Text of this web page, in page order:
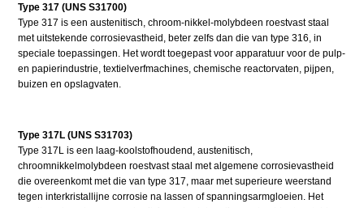
Type 317 (UNS S31700)
Type 317 is een austenitisch, chroom-nikkel-molybdeen roestvast staal
met uitstekende corrosievastheid, beter zelfs dan die van type 316, in
speciale toepassingen. Het wordt toegepast voor apparatuur voor de pulp-
en papierindustrie, textielverfmachines, chemische reactorvaten, pijpen,
buizen en opslagvaten.
Type 317L (UNS S31703)
Type 317L is een laag-koolstofhoudend, austenitisch,
chroomnikkelmolybdeen roestvast staal met algemene corrosievastheid
die overeenkomt met die van type 317, maar met superieure weerstand
tegen interkristallijne corrosie na lassen of spanningsarmgloeien. Het